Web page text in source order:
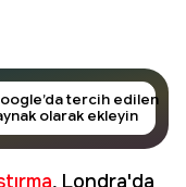
tercih edilen
olarak ekleyin
, Londra'da